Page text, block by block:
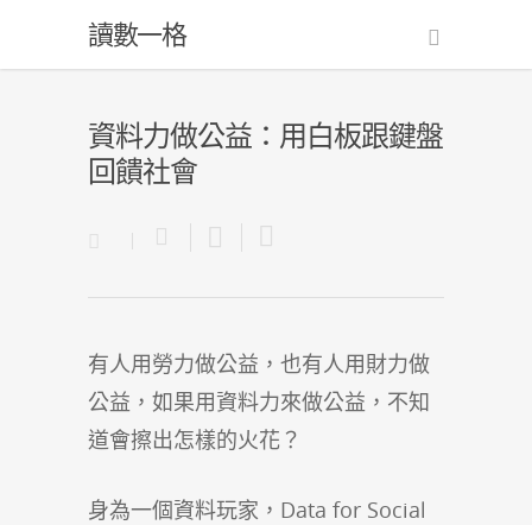
讀數一格
資料力做公益：用白板跟鍵盤
回饋社會
有人用勞力做公益，也有人用財力做
公益，如果用資料力來做公益，不知
道會擦出怎樣的火花？
身為一個資料玩家，Data for Social